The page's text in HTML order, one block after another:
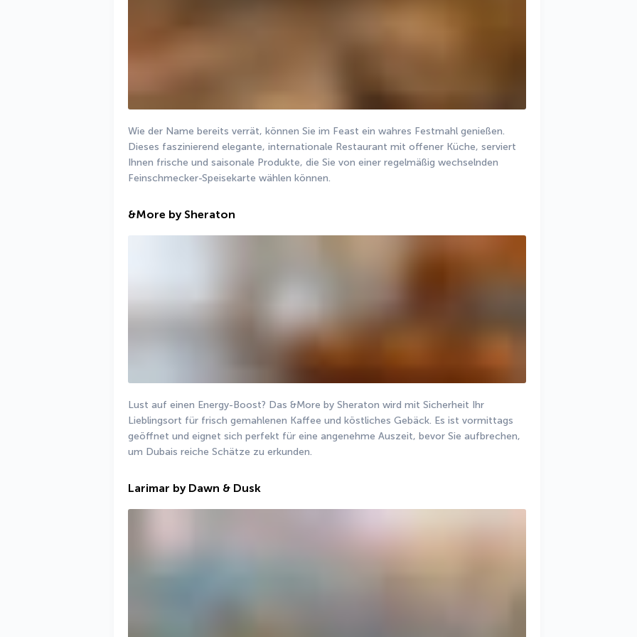
Wie der Name bereits verrät, können Sie im Feast ein wahres Festmahl genießen.
Dieses faszinierend elegante, internationale Restaurant mit offener Küche, serviert
Ihnen frische und saisonale Produkte, die Sie von einer regelmäßig wechselnden
Feinschmecker-Speisekarte wählen können.
&More by Sheraton
Lust auf einen Energy-Boost? Das &More by Sheraton wird mit Sicherheit Ihr
Lieblingsort für frisch gemahlenen Kaffee und köstliches Gebäck. Es ist vormittags
geöffnet und eignet sich perfekt für eine angenehme Auszeit, bevor Sie aufbrechen,
um Dubais reiche Schätze zu erkunden.
Larimar by Dawn & Dusk